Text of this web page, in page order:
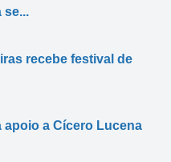
se...
recebe festival de
apoio a Cícero Lucena